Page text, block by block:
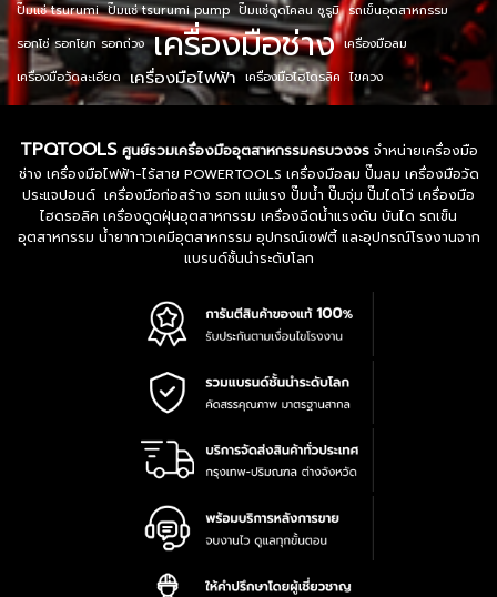
ปั๊มแช่ tsurumi ปั๊มแช่ tsurumi pump ปั๊มแช่ดูดโคลน ซูรูมิ รถเข็นอุตสาหกรรม
รอกโซ่ รอกโยก รอกถ่วง เครื่องมือช่าง เครื่องมือลม
เครื่องมือวัดละเอียด เครื่องมือไฟฟ้า เครื่องมือไฮโดรลิค ไขควง
TPQTOOLS ศูนย์รวมเครื่องมืออุตสาหกรรมครบวงจรจำหน่ายเครื่องมือ
ช่าง เครื่องมือไฟฟ้า-ไร้สาย POWERTOOLS เครื่องมือลม ปั๊มลม เครื่องมือวัด
ประแจปอนด์ เครื่องมือก่อสร้าง รอก แม่แรง ปั๊มน้ำ ปั๊มจุ่ม ปั๊มไดโว่ เครื่องมือ
ไฮดรอลิค เครื่องดูดฝุ่นอุตสาหกรรม เครื่องฉีดน้ำแรงดัน บันได รถเข็น
อุตสาหกรรม น้ำยากาวเคมีอุตสาหกรรม อุปกรณ์เซฟตี้ และอุปกรณ์โรงงานจาก
แบรนด์ชั้นนำระดับโลก